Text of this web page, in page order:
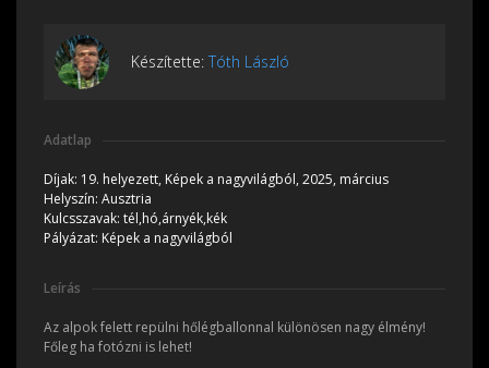
Készítette: Tóth László
Adatlap
Díjak: 19. helyezett, Képek a nagyvilágból, 2025, március
Helyszín: Ausztria
Kulcsszavak: tél,hó,árnyék,kék
Pályázat: Képek a nagyvilágból
Leírás
Az alpok felett repülni hőlégballonnal különösen nagy élmény!
Főleg ha fotózni is lehet!